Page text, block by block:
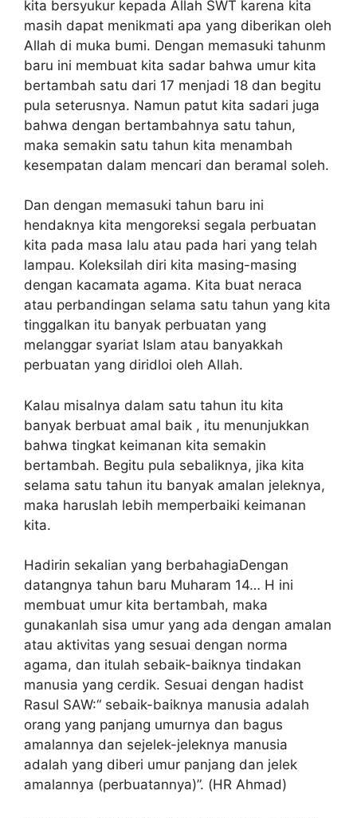
kita bersyukur kepada Allah SWT karena kita
masih dapat menikmati apa yang diberikan oleh
Allah di muka bumi. Dengan memasuki tahunm
baru ini membuat kita sadar bahwa umur kita
bertambah satu dari 17 menjadi 18 dan begitu
pula seterusnya. Namun patut kita sadari juga
bahwa dengan bertambahnya satu tahun,
maka semakin satu tahun kita menambah
kesempatan dalam mencari dan beramal soleh.
Dan dengan memasuki tahun baru ini
hendaknya kita mengoreksi segala perbuatan
kita pada masa lalu atau pada hari yang telah
lampau. Koleksilah diri kita masing-masing
dengan kacamata agama. Kita buat neraca
atau perbandingan selama satu tahun yang kita
tinggalkan itu banyak perbuatan yang
melanggar syariat Islam atau banyakkah
perbuatan yang diridloi oleh Allah.
Kalau misalnya dalam satu tahun itu kita
banyak berbuat amal baik , itu menunjukkan
bahwa tingkat keimanan kita semakin
bertambah. Begitu pula sebaliknya, jika kita
selama satu tahun itu banyak amalan jeleknya,
maka haruslah lebih memperbaiki keimanan
kita.
Hadirin sekalian yang berbahagiaDengan
datangnya tahun baru Muharam 14… H ini
membuat umur kita bertambah, maka
gunakanlah sisa umur yang ada dengan amalan
atau aktivitas yang sesuai dengan norma
agama, dan itulah sebaik-baiknya tindakan
manusia yang cerdik. Sesuai dengan hadist
Rasul SAW:“ sebaik-baiknya manusia adalah
orang yang panjang umurnya dan bagus
amalannya dan sejelek-jeleknya manusia
adalah yang diberi umur panjang dan jelek
amalannya (perbuatannya)”. (HR Ahmad)